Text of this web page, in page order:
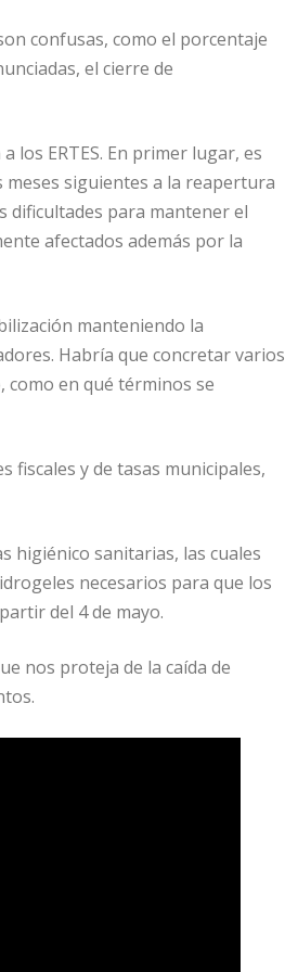
confusas, como el porcentaje
el cierre de
los ERTES. En primer lugar, es
siguientes a la reapertura
dificultades para mantener el
afectados además por la
manteniendo la
Habría que concretar varios
como en qué términos se
fiscales y de tasas municipales,
higiénico sanitarias, las cuales
necesarios para que los
del 4 de mayo.
nos proteja de la caída de